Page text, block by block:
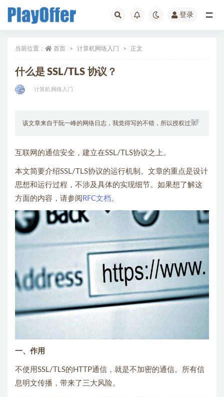
登录
当前位置： 首页 计算机网络入门 正文
什么是 SSL/TLS 协议？
计算机网络入门
该文章来自于阮一峰的网络日志，我觉得写的不错，所以授权过来
互联网的通信安全，建立在SSL/TLS协议之上。
本文简要介绍SSL/TLS协议的运行机制。文章的重点是设计
思想和运行过程，不涉及具体的实现细节。如果想了解这
方面的内容，请参阅 RFC文档。
一、作用
不使用SSL/TLS的HTTP通信，就是不加密的通信。所有信
息明文传播，带来了三大风险。